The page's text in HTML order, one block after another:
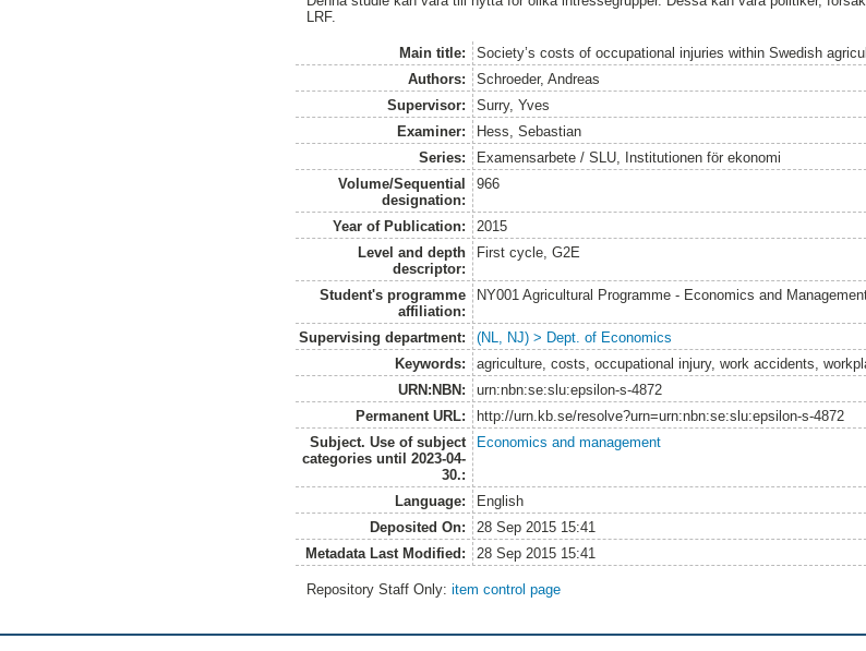
LRF.
Main title:
Society’s costs of occupational injuries within Swedish
Authors:
Schroeder, Andreas
Supervisor:
Surry, Yves
Examiner:
Hess, Sebastian
Series:
Examensarbete / SLU, Institutionen för ekonomi
Volume/Sequential
designation:
966
Year of Publication:
2015
Level and depth
descriptor:
First cycle, G2E
Student's programme
affiliation:
NY001 Agricultural Programme - Economics and
Supervising department:
(NL, NJ) > Dept. of Economics
Keywords:
agriculture, costs, occupational injury, work accidents,
URN:NBN:
urn:nbn:se:slu:epsilon-s-4872
Permanent URL:
http://urn.kb.se/resolve?urn=urn:nbn:se:slu:epsilon-s-4872
Subject. Use of subject
categories until 2023-04-
30.:
Economics and management
Language:
English
Deposited On:
28 Sep 2015 15:41
Metadata Last Modified:
28 Sep 2015 15:41
Repository Staff Only:item control page